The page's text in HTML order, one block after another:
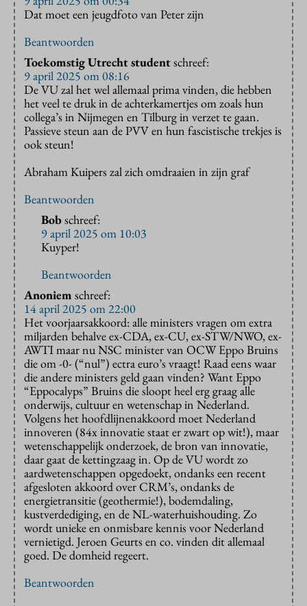
Dat moet een jeugdfoto van Peter zijn
Beantwoorden
Toekomstig Utrecht studentschreef:
9 april 2025 om 08:16
De VU zal het wel allemaal prima vinden, die hebben
het veel te druk in de achterkamertjes om zoals hun
collega’s in Nijmegen en Tilburg in verzet te gaan.
Passieve steun aan de PVV en hun fascistische trekjes is
ook steun!
Abraham Kuipers zal zich omdraaien in zijn graf
Beantwoorden
Bobschreef:
9 april 2025 om 10:03
Kuyper!
Beantwoorden
Anoniem schreef:
14 april 2025 om 22:00
Het voorjaarsakkoord: alle ministers vragen om extra
miljarden behalve ex-CDA, ex-CU, ex-STW/NWO, ex-
AWTI maar nu NSC minister van OCW Eppo Bruins
die om -0- (“nul”) ectra euro’s vraagt! Raad eens waar
die andere ministers geld gaan vinden? Want Eppo
“Eppocalyps” Bruins die sloopt heel erg graag alle
onderwijs, cultuur en wetenschap in Nederland.
Volgens het hoofdlijnenakkoord moet Nederland
innoveren (84x innovatie staat er zwart op wit!), maar
wetenschappelijk onderzoek, de bron van innovatie,
daar gaat de kettingzaag in. Op de VU wordt zo
aardwetenschappen opgedoekt, ondanks een recent
afgesloten akkoord over CRM’s, ondanks de
energietransitie (geothermie!), bodemdaling,
kustverdediging, en de NL-waterhuishouding. Zo
wordt unieke en onmisbare kennis voor Nederland
vernietigd. Jeroen Geurts en co. vinden dit allemaal
goed. De domheid regeert.
Beantwoorden